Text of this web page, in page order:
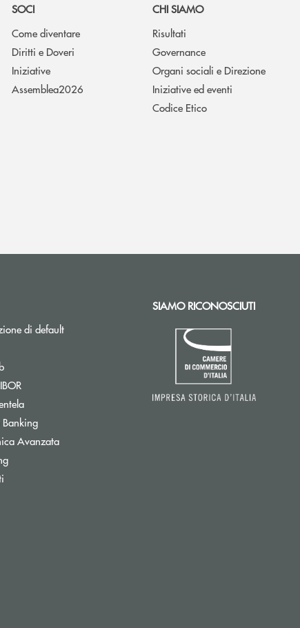
SOCI
Come diventare
Diritti e Doveri
Iniziative
Assemblea2026
CHI SIAMO
Risultati
Governance
Organi sociali e Direzione
Iniziative ed eventi
Codice Etico
di default
Apre una nuova finestra
BankingApre una nuova finestra
Avanzata
SIAMO RICONOSCIUTI